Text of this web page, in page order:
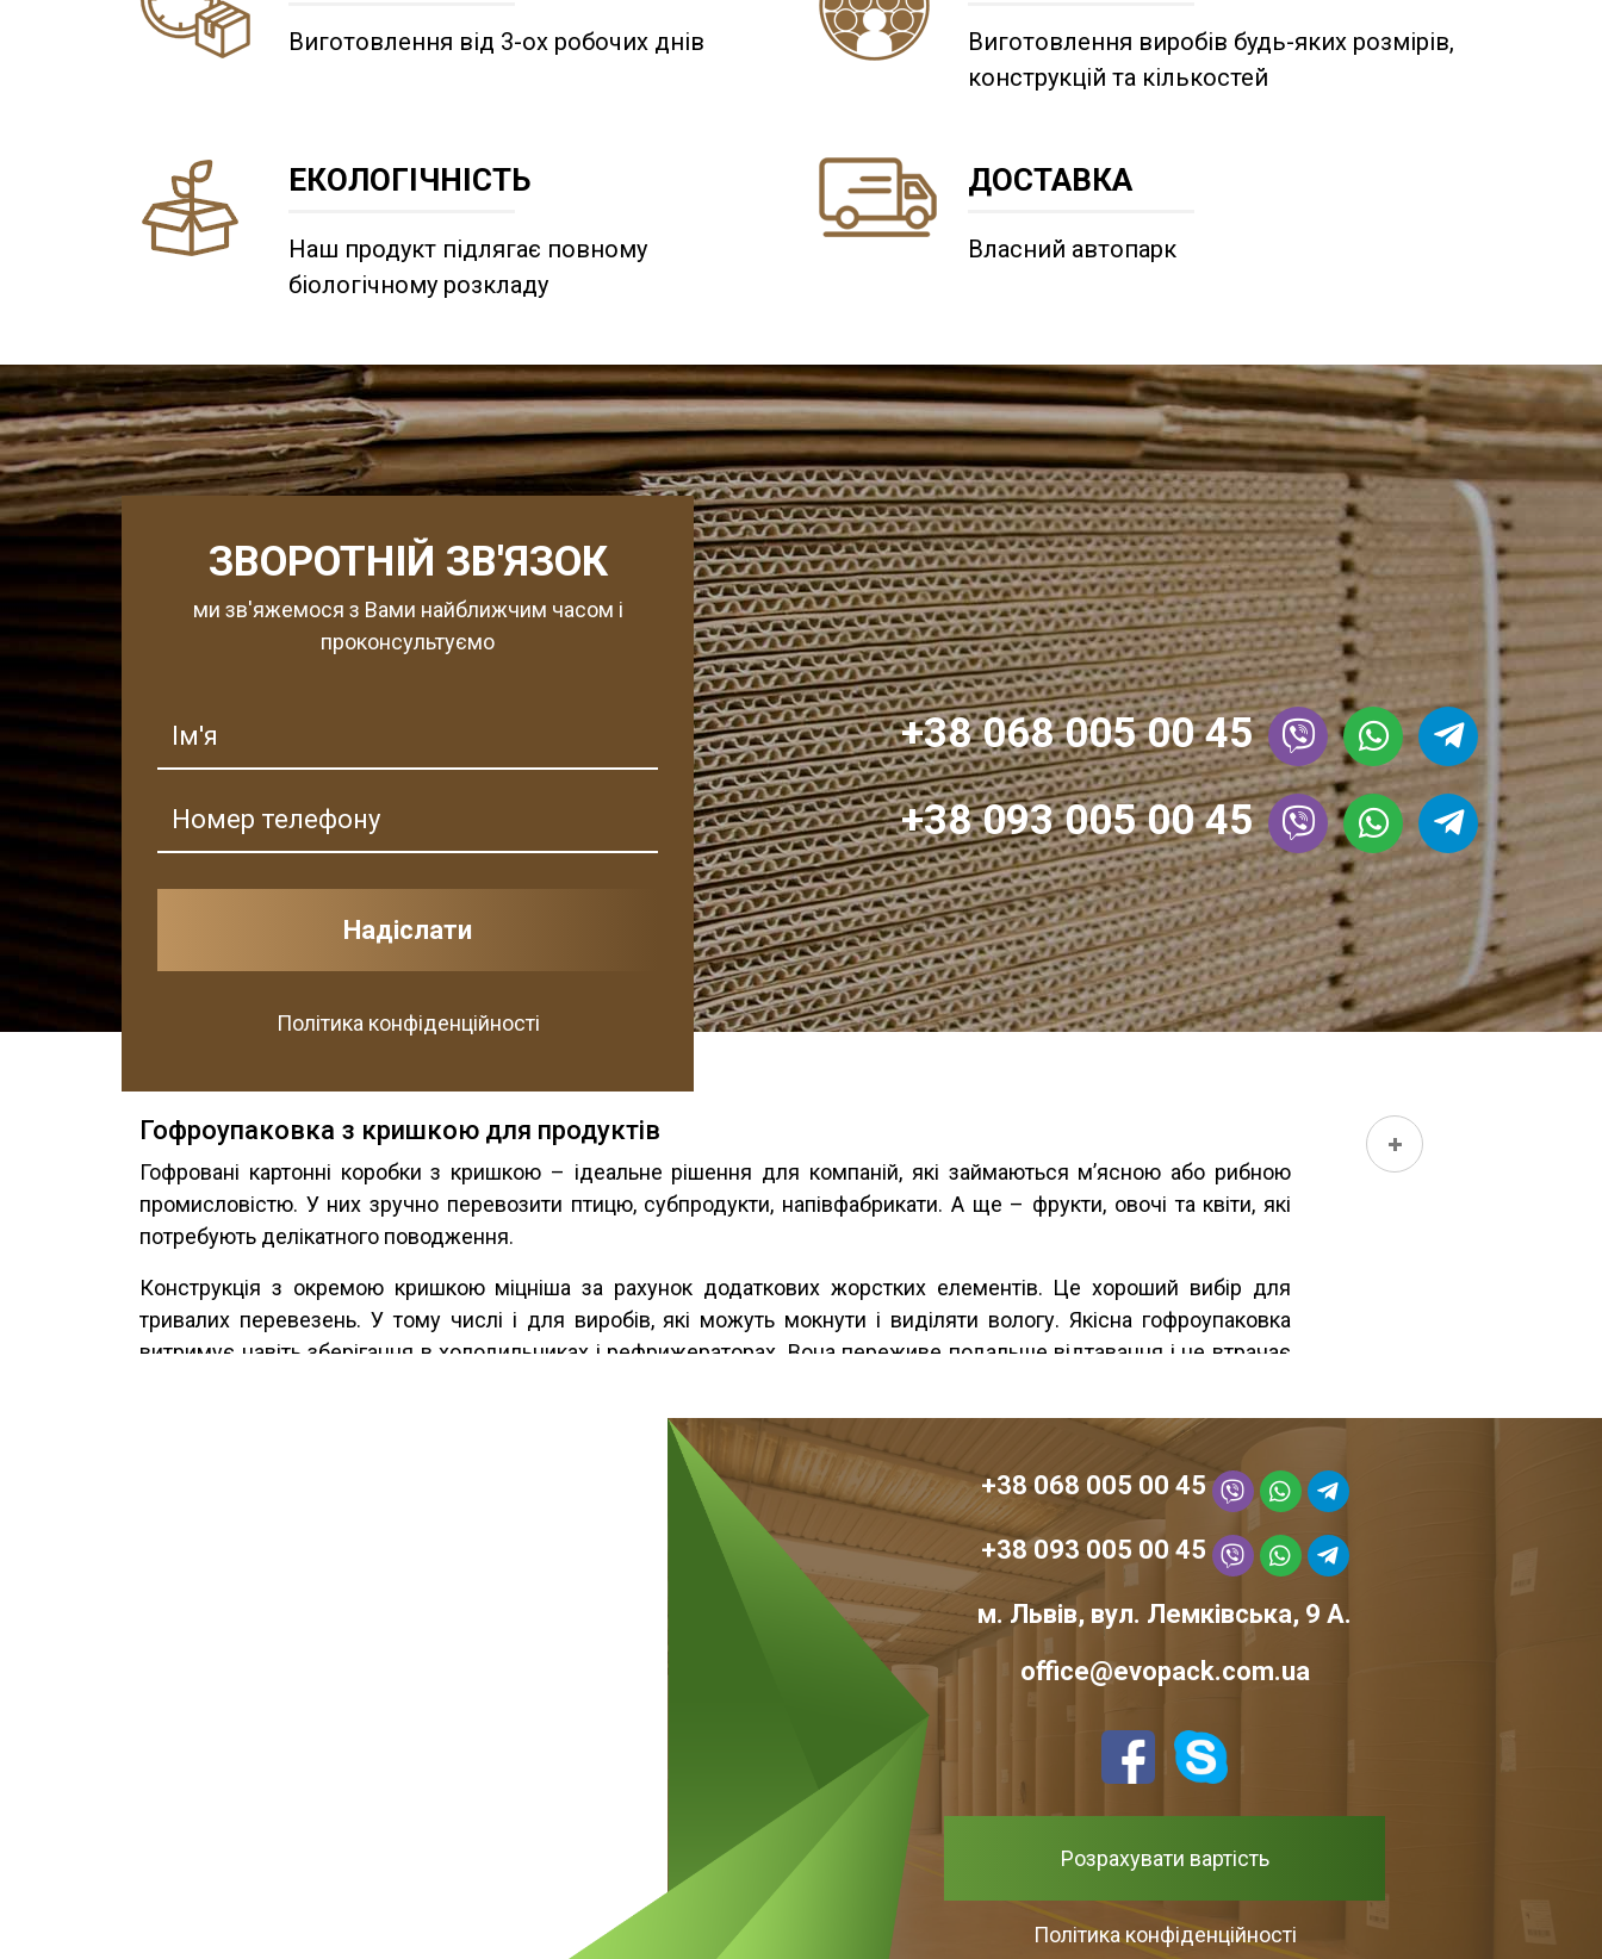
Виготовлення від 3-ох робочих днів
Виготовлення виробів будь-яких розмірів,
конструкцій та кількостей
ЕКОЛОГІЧНІСТЬ
Наш продукт підлягає повному
біологічному розкладу
ДОСТАВКА
Власний автопарк
ЗВОРОТНІЙ ЗВ'ЯЗОК
ми зв'яжемося з Вами найближчим часом і
проконсультуємо
Політика конфіденційності
+38 068 005 00 45
+38 093 005 00 45
Гофроупаковка з кришкою для продуктів
Гофровані картонні коробки з кришкою – ідеальне рішення для компаній, які займаються м’ясною або рибною
промисловістю. У них зручно перевозити птицю, субпродукти, напівфабрикати. А ще – фрукти, овочі та квіти, які
потребують делікатного поводження.
Конструкція з окремою кришкою міцніша за рахунок додаткових жорстких елементів. Це хороший вибір для
тривалих перевезень. У тому числі і для виробів, які можуть мокнути і виділяти вологу. Якісна гофроупаковка
витримує навіть зберігання в холодильниках і рефрижераторах. Вона переживе подальше відтавання і не втрачає
Якісні картонні коробки з кришкою стійкі до подряпин, проколів, вібрації, ударів та інших зовнішніх впливів. Вони
зберігають форму при навантаженнях або стисненні і не просідають під власною вагою. А ще вони дешевші та
доступніші за пластмасу, просто утилізуються, легкі і компактні. Їх зручно переносити в руках або складувати за
допомогою навантажувачів. Самозбірні гофрокоробки ще й можна розібрати, коли вони не потрібні, скласти окремо
Якщо ви давно планували упорядкувати робочу документацію так, щоб всі папери можна було знайти в будь-який
момент – саме час купити архівні коробки. Вони підходять для папок, брошур, фотографій, будь-якої друкованої та
Для накопичення зазвичай використовуються відкриті канцелярські коробки, в які легко складати нові
Закрита гофроупаковка з кришкою відразу ходить на склад для подальшого зберігання. Там її можна
З 2005 року ми в Evopack успішно випустили сотні тисяч одиниць продукції і обробили близько 400 мільйонів
квадратних метрів картону. Наші архівні коробки вирішують відразу кілька завдань:
+38 068 005 00 45
+38 093 005 00 45
м. Львів, вул. Лемківська, 9 А.
office@evopack.com.ua
Розрахувати вартість
Політика конфіденційності